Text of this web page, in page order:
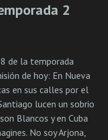
2
de la temporada
de hoy: En Nueva
en sus calles por el
lucen un sobrio
Blancos y en Cuba
No soy Arjona,